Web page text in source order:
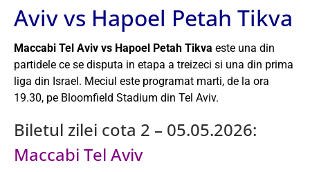
Aviv vs Hapoel Petah Tikva
Maccabi Tel Aviv vs Hapoel Petah Tikva este una din
partidele ce se disputa in etapa a treizeci si una din prima
liga din Israel. Meciul este programat marti, de la ora
19.30, pe Bloomfield Stadium din Tel Aviv.
Biletul zilei cota 2 – 05.05.2026:
Maccabi Tel Aviv